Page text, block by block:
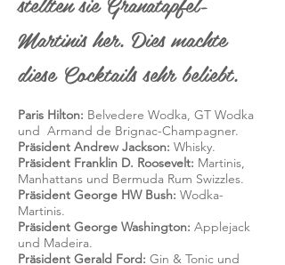
Martinis her. Dies machte
diese Cocktails sehr beliebt.
Paris Hilton: Belvedere Wodka, GT Wodka
und Armand de Brignac-Champagner.
Präsident Andrew Jackson: Whisky.
Präsident Franklin D. Roosevelt: Martinis,
Manhattans und Bermuda Rum Swizzles.
Präsident George HW Bush: Wodka-
Martinis.
Präsident George Washington: Applejack
und Madeira.
Präsident Gerald Ford: Gin & Tonic und